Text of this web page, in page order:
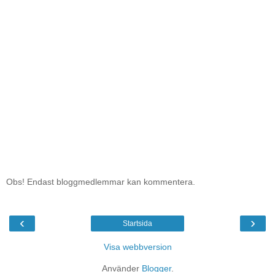
Obs! Endast bloggmedlemmar kan kommentera.
‹ ›
Startsida
Visa webbversion
Använder Blogger.